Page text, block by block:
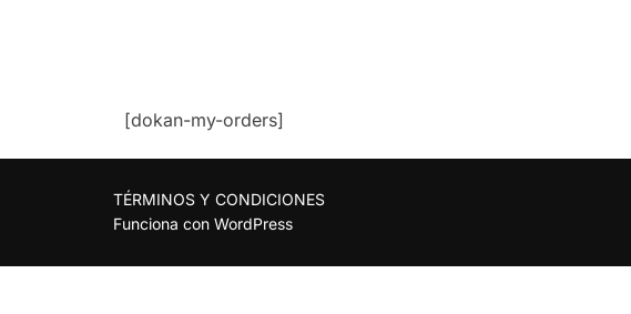
[dokan-my-orders]
TÉRMINOS Y CONDICIONES
Funciona con WordPress